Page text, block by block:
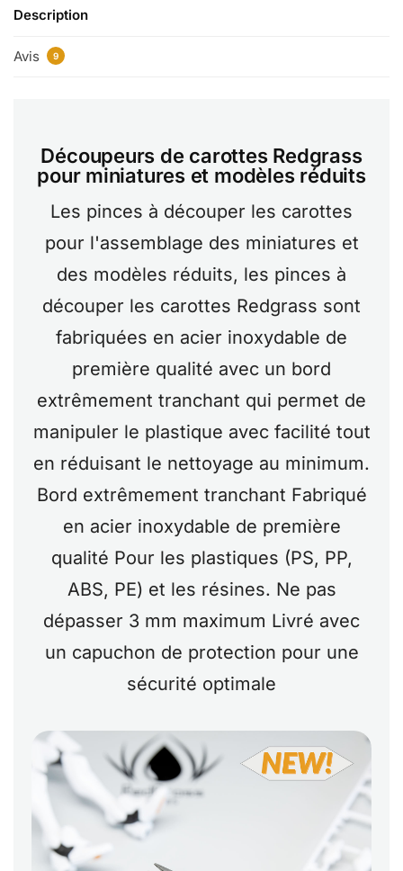
Description
Avis 9
Découpeurs de carottes Redgrass
pour miniatures et modèles réduits
Les pinces à découper les carottes
pour l'assemblage des miniatures et
des modèles réduits, les pinces à
découper les carottes Redgrass sont
fabriquées en acier inoxydable de
première qualité avec un bord
extrêmement tranchant qui permet de
manipuler le plastique avec facilité tout
en réduisant le nettoyage au minimum.
Bord extrêmement tranchant Fabriqué
en acier inoxydable de première
qualité Pour les plastiques (PS, PP,
ABS, PE) et les résines. Ne pas
dépasser 3 mm maximum Livré avec
un capuchon de protection pour une
sécurité optimale